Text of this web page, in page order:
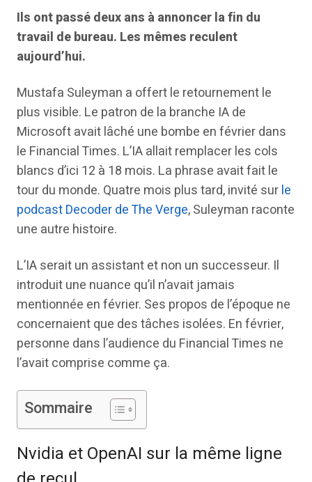
Ils ont passé deux ans à annoncer la fin du
travail de bureau. Les mêmes reculent
aujourd’hui.
Mustafa Suleyman a offert le retournement le
plus visible. Le patron de la branche IA de
Microsoft avait lâché une bombe en février dans
le Financial Times. L’IA allait remplacer les cols
blancs d’ici 12 à 18 mois. La phrase avait fait le
tour du monde. Quatre mois plus tard, invité surle
podcast Decoder de The Verge, Suleyman raconte
une autre histoire.
L’IA serait un assistant et non un successeur. Il
introduit une nuance qu’il n’avait jamais
mentionnée en février. Ses propos de l’époque ne
concernaient que des tâches isolées. En février,
personne dans l’audience du Financial Times ne
l’avait comprise comme ça.
Sommaire
Nvidia et OpenAI sur la même ligne